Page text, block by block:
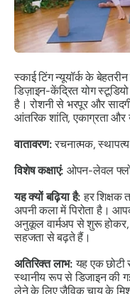
स्काई टिंग न्यूयॉर्क के
डिज़ाइन-केंद्रित योग
है। रोशनी से भरपूर और
आंतरिक शांति, एकाग्रता और
वातावरण:रचनात्मक,
विशेष कक्षाएं: ओपन-लेवल
यह क्यों बढ़िया है: हर शिक्षक
अपनी कला में पिरोता है।
अनुकूल वार्मअप से शुरू होकर,
सहजता से बढ़ते हैं।
अतिरिक्त लाभ: यह एक छोटी
स्थानीय रूप से डिजाइन की
लेने के लिए जैविक चाय के